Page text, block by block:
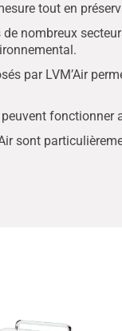
tout en
nombreux
par LVM’Air
sont